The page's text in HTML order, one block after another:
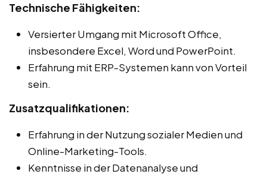
Technische Fähigkeiten:
Versierter Umgang mit Microsoft Office,
insbesondere Excel, Word und PowerPoint.
Erfahrung mit ERP-Systemen kann von Vorteil
sein.
Zusatzqualifikationen:
Erfahrung in der Nutzung sozialer Medien und
Online-Marketing-Tools.
Kenntnisse in der Datenanalyse und